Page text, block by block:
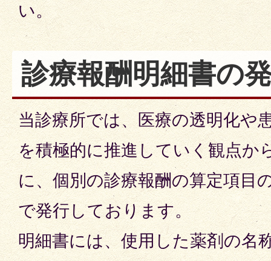
い。
診療報酬明細書の
当診療所では、医療の透明化や
を積極的に推進していく観点か
に、個別の診療報酬の算定項目
で発行しております。
明細書には、使用した薬剤の名